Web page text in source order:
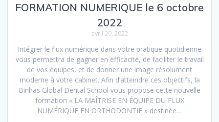
FORMATION NUMERIQUE le 6 octobre
2022
avril 20, 2022
Intégrer le flux numérique dans votre pratique quotidienne
vous permettra de gagner en efficacité, de faciliter le travail
de vos équipes, et de donner une image résolument
moderne à votre cabinet. Afin d’atteindre ces objectifs, la
Binhas Global Dental School vous propose cette nouvelle
formation « LA MAÎTRISE EN ÉQUIPE DU FLUX
NUMÉRIQUE EN ORTHODONTIE » destinée…